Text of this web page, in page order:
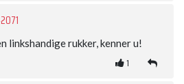
linkshandige rukker, kenner u!
1